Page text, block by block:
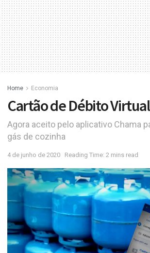
Home Economia
Cartão de Débito
Agora aceito pelo aplicativo Chama
gás de cozinha
4 de junho de 2020 Reading Time: 2 mins read